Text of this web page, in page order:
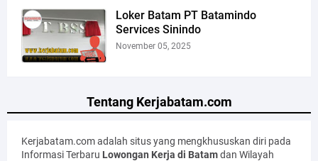
Loker Batam PT Batamindo
Services Sinindo
November 05, 2025
Tentang Kerjabatam.com
Kerjabatam.com adalah situs yang mengkhususkan diri pada
Informasi Terbaru Lowongan Kerja di Batamdan Wilayah